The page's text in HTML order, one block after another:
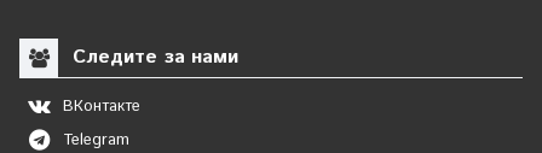
Следите за нами
ВКонтакте
Telegram